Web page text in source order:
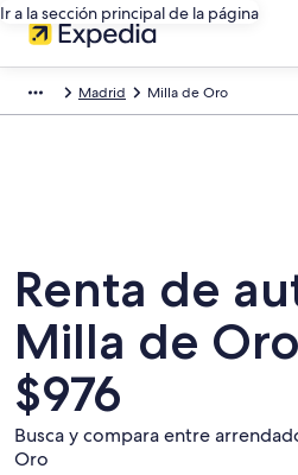
Ir a la sección principal de la página
Madrid Milla de Oro
Renta de
Milla de
$976
Busca y compara entre
Oro